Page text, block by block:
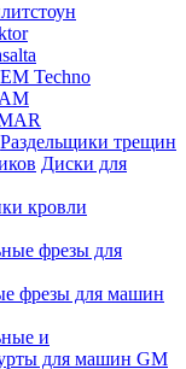
Techno
Раздельщики трещин
Диски для
кровли
фрезы для машин